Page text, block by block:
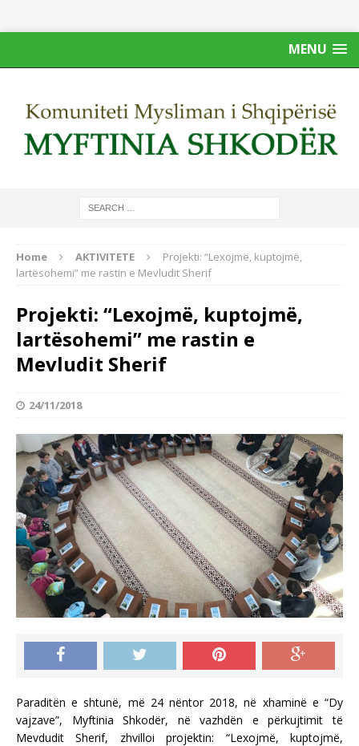
MENU
Home AKTIVITETE
Projekti: “Lexojmë, kuptojmë,
lartësohemi” me rastin e Mevludit Sherif
Projekti: “Lexojmë, kuptojmë,
lartësohemi” me rastin e
Mevludit Sherif
24/11/2018
Paraditën e shtunë, më 24 nëntor 2018, në xhaminë e “Dy
vajzave”, Myftinia Shkodër, në vazhdën e përkujtimit të
Mevdudit Sherif, zhvilloi projektin: “Lexojmë, kuptojmë,